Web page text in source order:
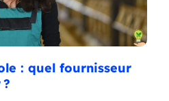
: quel fournisseur